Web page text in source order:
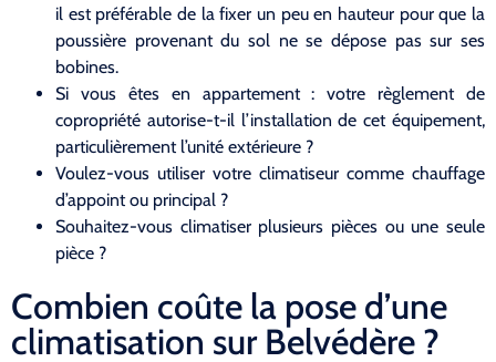
il est préférable de la fixer un peu en hauteur pour que la
poussière provenant du sol ne se dépose pas sur ses
bobines.
Si vous êtes en appartement : votre règlement de
copropriété autorise-t-il l’installation de cet équipement,
particulièrement l’unité extérieure ?
Voulez-vous utiliser votre climatiseur comme chauffage
d’appoint ou principal ?
Souhaitez-vous climatiser plusieurs pièces ou une seule
pièce ?
Combien coûte la pose d’une
climatisation sur Belvédère ?